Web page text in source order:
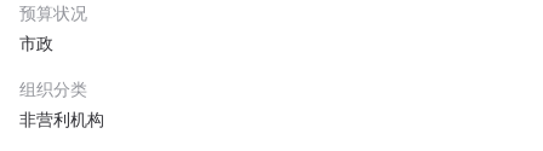
预算状况
市政
组织分类
非营利机构